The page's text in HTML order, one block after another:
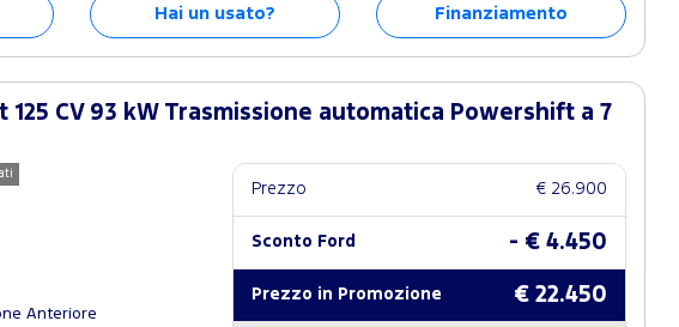
Hai un usato? Finanziamento
125 CV 93 kW Trasmissione automatica Powershift a 7
Anteriore
Prezzo € 26.900
Sconto Ford - € 4.450
Prezzo in Promozione € 22.450